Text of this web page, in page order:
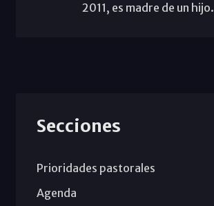
2011, es madre de un hijo.
Secciones
Prioridades pastorales
Agenda